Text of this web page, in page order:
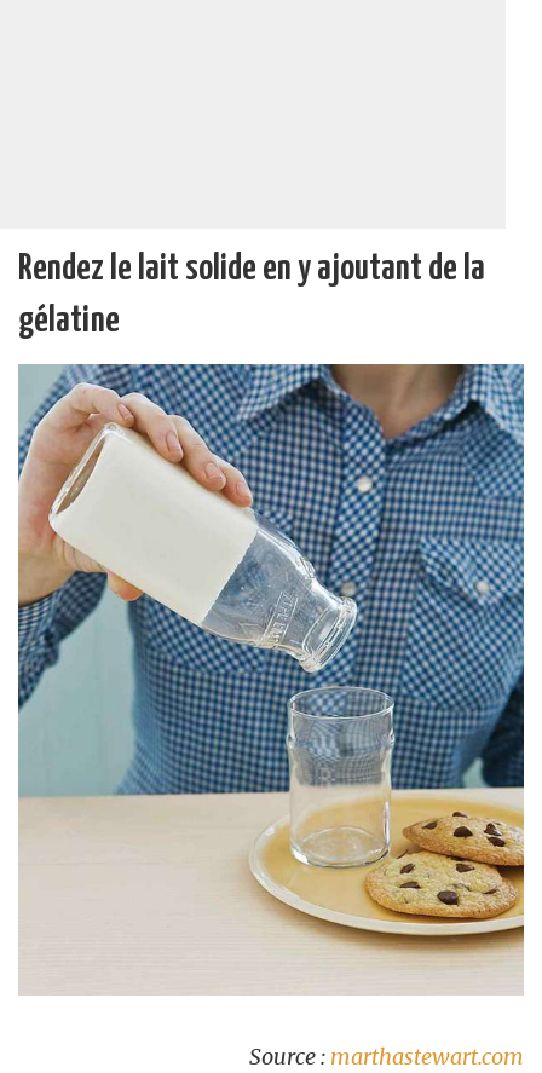
Rendez le lait solide en y ajoutant de la
gélatine
Source : marthastewart.com